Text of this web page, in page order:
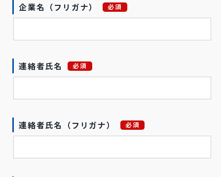
企業名（フリガナ） 必須
連絡者氏名 必須
連絡者氏名（フリガナ） 必須